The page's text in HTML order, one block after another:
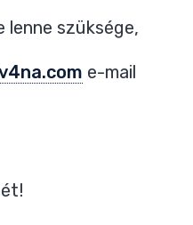
lenne szüksége,
e-mail